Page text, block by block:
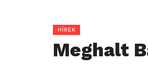
HÍREK
Meghalt